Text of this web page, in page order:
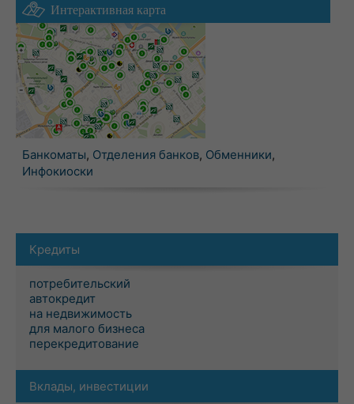
Интерактивная карта
Банкоматы, Отделения банков, Обменники,
Инфокиоски
Кредиты
потребительский
автокредит
на недвижимость
для малого бизнеса
перекредитование
Вклады, инвестиции